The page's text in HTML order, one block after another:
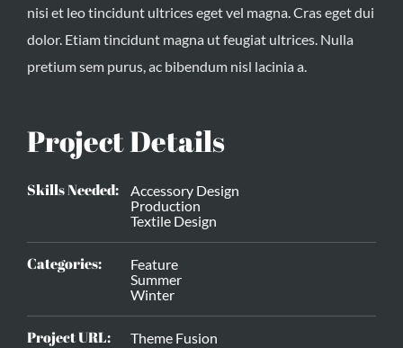
nisi et leo tincidunt ultrices eget vel magna. Cras eget dui
dolor. Etiam tincidunt magna ut feugiat ultrices. Nulla
pretium sem purus, ac bibendum nisl lacinia a.
Project Details
Skills Needed:
Accessory Design
Production
Textile Design
Categories:
Feature
Summer
Winter
Project URL: Theme Fusion